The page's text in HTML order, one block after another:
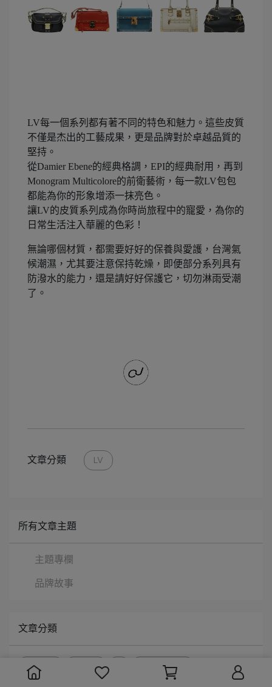
LV每一個系列都有著不同的特色和魅力。這些皮質
不僅是杰出的工藝成果，更是品牌對於卓越品質的
堅持。
從Damier Ebene的經典格調，EPI的經典耐用，再到
Monogram Multicolore的前衛藝術，每一款LV包包
都能為你的形象增添一抹亮色。
讓LV的皮質系列成為你時尚旅程中的寵愛，為你的
日常生活注入華麗的色彩！
無論哪個材質，都需要好好的保養與愛護，台灣氣
候潮濕，尤其要注意保持乾燥，即便部分系列具有
防潑水的能力，還是請好好保護它，切勿淋雨受潮
了。
文章分類 LV
所有文章主題
主題專欄
品牌故事
文章分類
CHANEL LOEWE 十大經典包款